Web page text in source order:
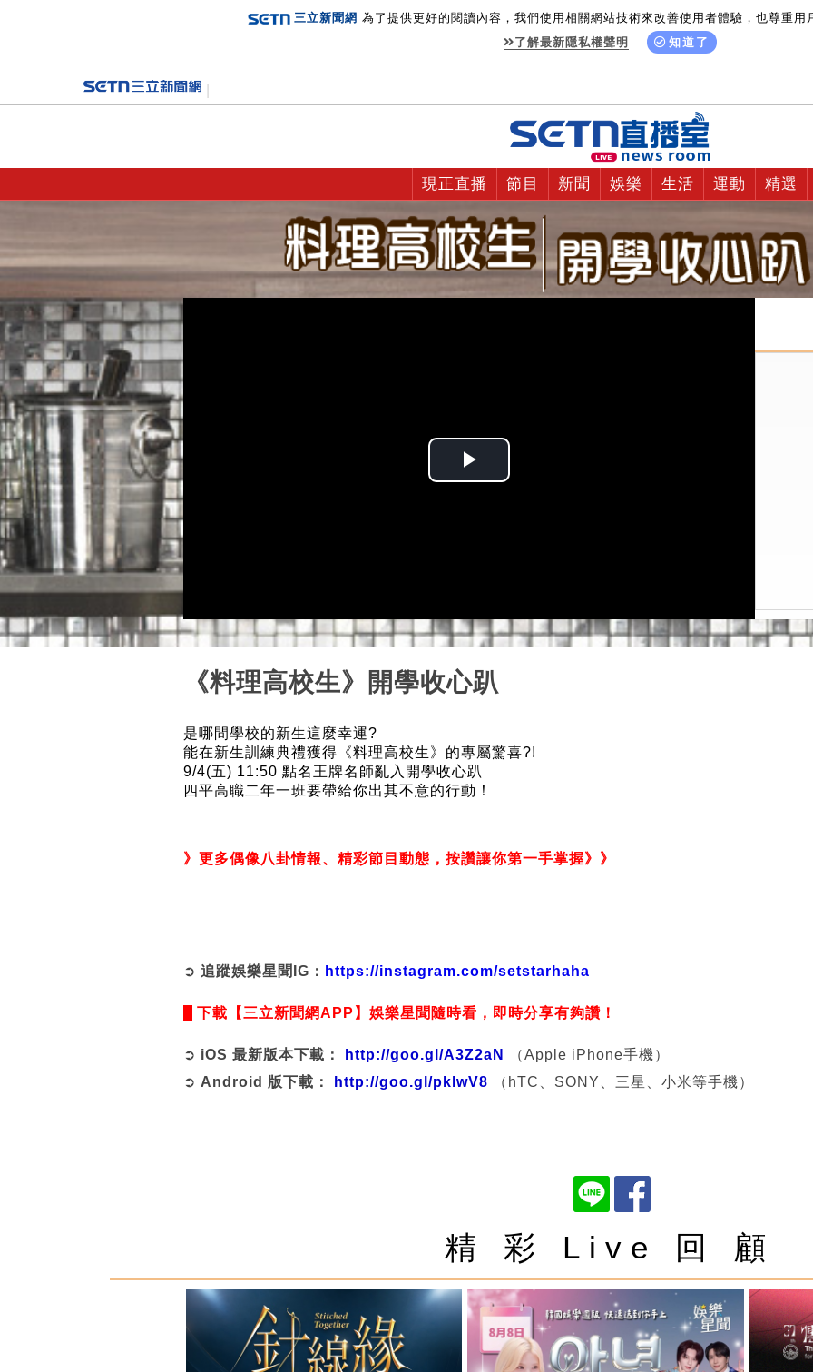
三立新聞網 為了提供更好的閱讀內容，我們使用相關網站技術來改善使用者體驗，也尊重用
了解最新隱私權聲明
知道了
現正直播 節目 新聞 娛樂 生活 運動 精選
Play
《料理高校生》開學收心趴
是哪間學校的新生這麼幸運?
能在新生訓練典禮獲得《料理高校生》的專屬驚喜?!
9/4(五) 11:50 點名王牌名師亂入開學收心趴
四平高職二年一班要帶給你出其不意的行動！
》更多偶像八卦情報、精彩節目動態，按讚讓你第一手掌握》》
➲ 追蹤娛樂星聞IG： https://instagram.com/setstarhaha
下載【三立新聞網APP】娛樂星聞隨時看，即時分享有夠讚！
➲ iOS 最新版本下載： http://goo.gl/A3Z2aN
（Apple iPhone手機）
➲ Android 版下載： http://goo.gl/pklwV8 （hTC、SONY、三星、小米等手機）
精 彩 Live 回 顧